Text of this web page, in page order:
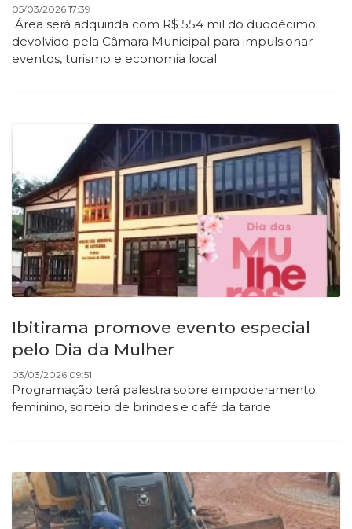
05/03/2026 17:39
Área será adquirida com R$ 554 mil do duodécimo
devolvido pela Câmara Municipal para impulsionar
eventos, turismo e economia local
Ibitirama promove evento especial
pelo Dia da Mulher
03/03/2026 09:51
Programação terá palestra sobre empoderamento
feminino, sorteio de brindes e café da tarde